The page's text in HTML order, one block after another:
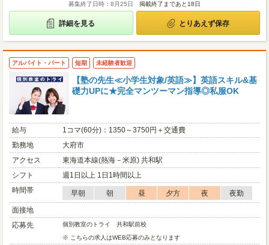
募集終了日時：8月25日 掲載終了まであと18日
詳細を見る とりあえず保存
アルバイト・パート 短期 未経験者歓迎
【塾の先生≪小学生対象/英語≫】英語スキル&基
礎力UPに★完全マンツーマン指導◎私服OK
給与
1コマ(60分)：1350～3750円＋交通費
勤務地
大府市
アクセス
東海道本線(熱海－米原) 共和駅
シフト
週1日以上 1日1時間以上
時間帯
早朝 朝 昼 夕方 夜
夜勤
面接地
応募先
個別教室のトライ 共和駅前校
※ こちらの求人はWEB応募のみとなります